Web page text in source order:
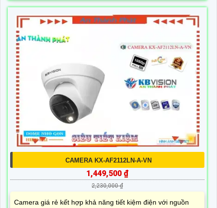
CAMERA KX-AF2112LN-A-VN
1,449,500 ₫
2,230,000 ₫
Camera giá rẻ kết hợp khả năng tiết kiệm điện với nguồn